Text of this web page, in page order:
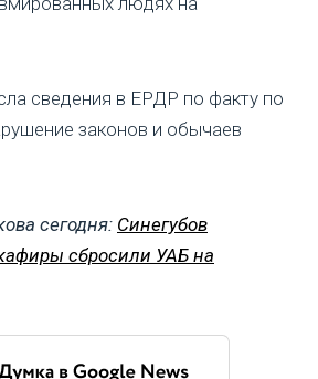
сведения в ЕРДР по факту по
законов и обычаев
сегодня: Синегубов
сбросили УАБ на